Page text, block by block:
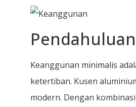
Pendahuluan
Keanggunan minimalis
ketertiban. Kusen
modern. Dengan